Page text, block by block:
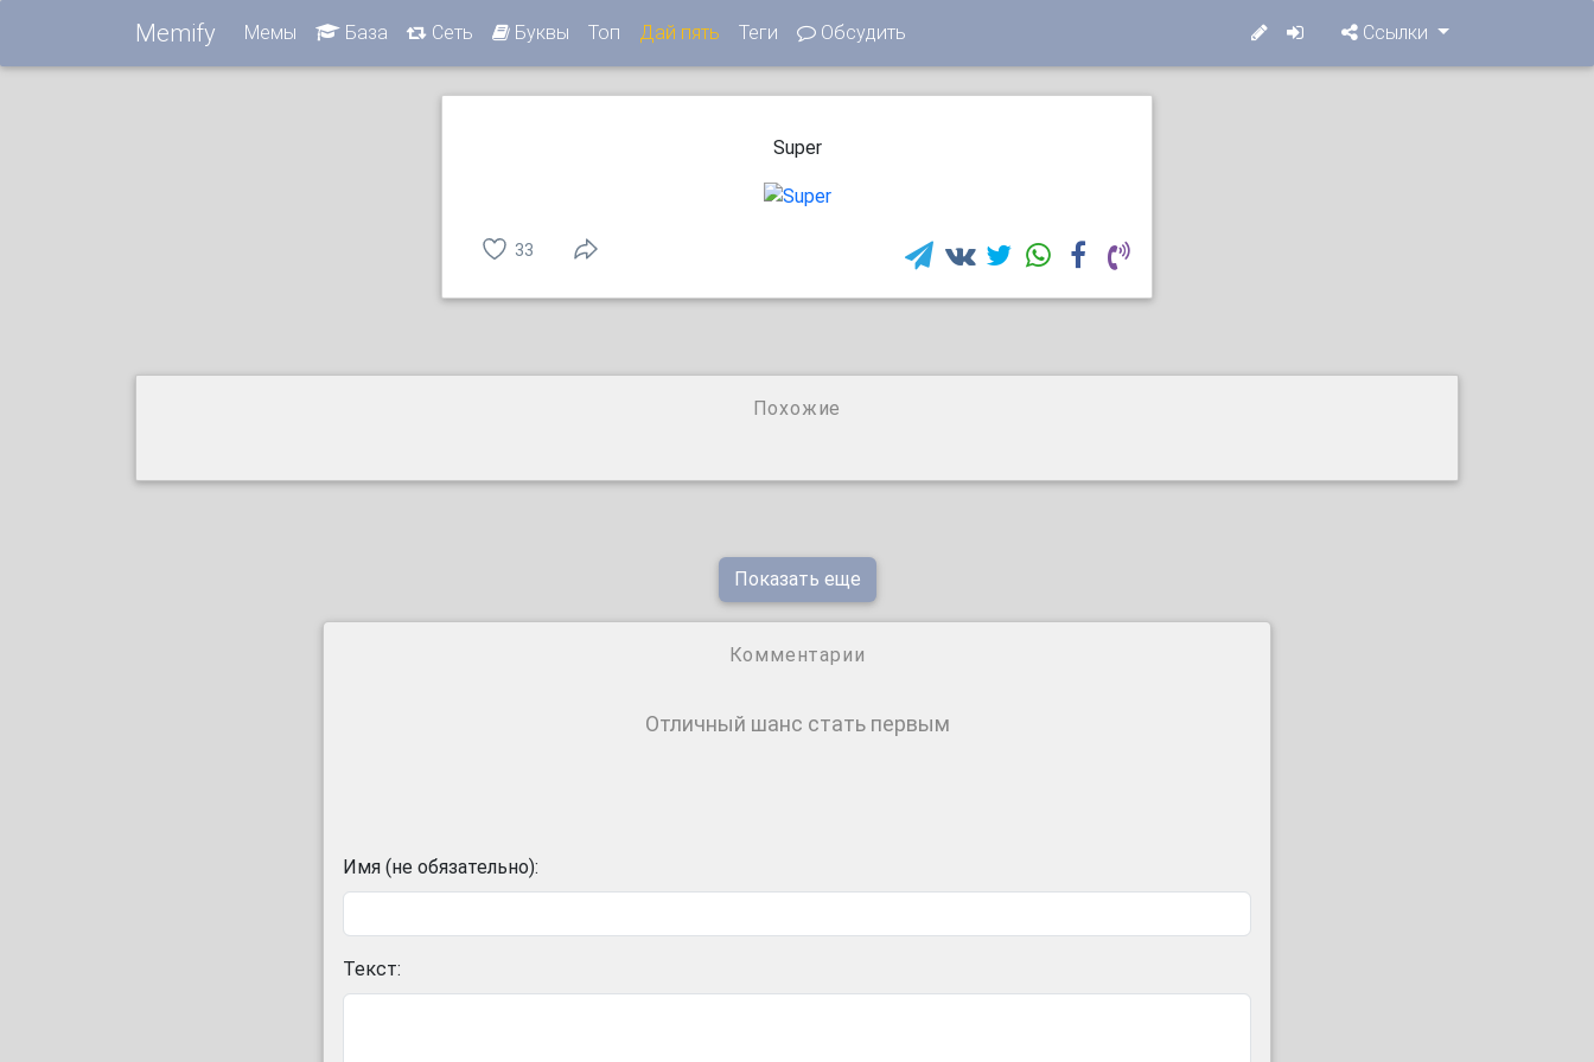
Memify Мемы База Сеть Буквы Топ Дай пять Теги Обсудить Ссылки
Super
33
Похожие
Показать еще
Комментарии
Отличный шанс стать первым
Имя (не обязательно):
Текст: